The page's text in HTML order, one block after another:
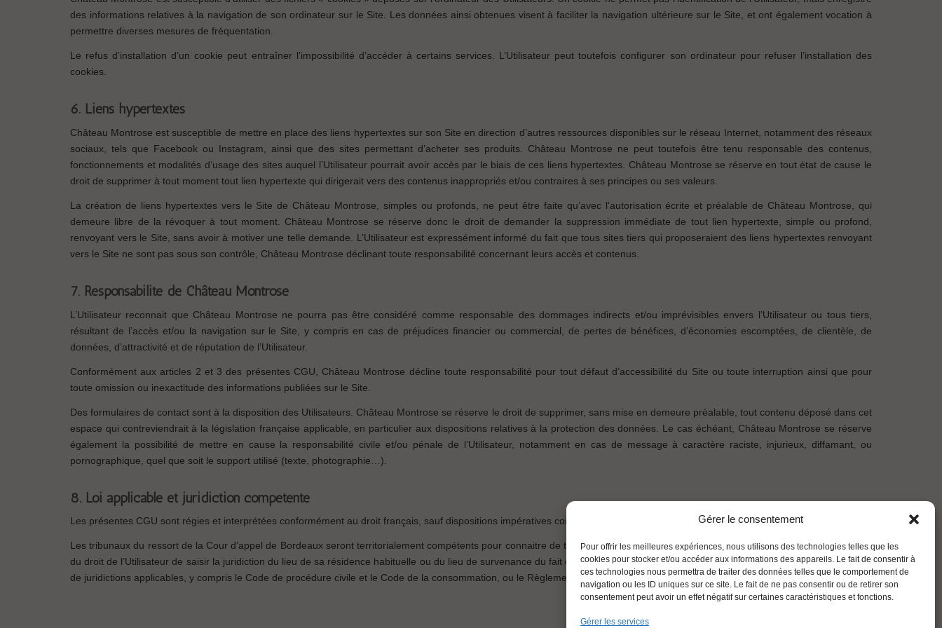
Gérer le consentement
Pour offrir les meilleures expériences, nous utilisons des technologies telles que les
cookies pour stocker et/ou accéder aux informations des appareils. Le fait de consentir à
ces technologies nous permettra de traiter des données telles que le comportement de
navigation ou les ID uniques sur ce site. Le fait de ne pas consentir ou de retirer son
consentement peut avoir un effet négatif sur certaines caractéristiques et fonctions.
Gérer les services
des informations relatives à la navigation de son ordinateur sur le Site. Les données ainsi obtenues visent à faciliter la navigation ultérieure sur le Site, et ont également vocation à
permettre diverses mesures de fréquentation.
Le refus d’installation d’un cookie peut entraîner l’impossibilité d’accéder à certains services. L’Utilisateur peut toutefois configurer son ordinateur pour refuser l’installation des
cookies.
6. Liens hypertextes
Château Montrose est susceptible de mettre en place des liens hypertextes sur son Site en direction d’autres ressources disponibles sur le réseau Internet, notamment des réseaux
sociaux, tels que Facebook ou Instagram, ainsi que des sites permettant d’acheter ses produits. Château Montrose ne peut toutefois être tenu responsable des contenus,
fonctionnements et modalités d’usage des sites auquel l’Utilisateur pourrait avoir accès par le biais de ces liens hypertextes. Château Montrose se réserve en tout état de cause le
droit de supprimer à tout moment tout lien hypertexte qui dirigerait vers des contenus inappropriés et/ou contraires à ses principes ou ses valeurs.
La création de liens hypertextes vers le Site de Château Montrose, simples ou profonds, ne peut être faite qu’avec l’autorisation écrite et préalable de Château Montrose, qui
demeure libre de la révoquer à tout moment. Château Montrose se réserve donc le droit de demander la suppression immédiate de tout lien hypertexte, simple ou profond,
renvoyant vers le Site, sans avoir à motiver une telle demande. L’Utilisateur est expressément informé du fait que tous sites tiers qui proposeraient des liens hypertextes renvoyant
vers le Site ne sont pas sous son contrôle, Château Montrose déclinant toute responsabilité concernant leurs accès et contenus.
7. Responsabilité de Château Montrose
L’Utilisateur reconnait que Château Montrose ne pourra pas être considéré comme responsable des dommages indirects et/ou imprévisibles envers l’Utilisateur ou tous tiers,
résultant de l’accès et/ou la navigation sur le Site, y compris en cas de préjudices financier ou commercial, de pertes de bénéfices, d’économies escomptées, de clientèle, de
données, d’attractivité et de réputation de l’Utilisateur.
Conformément aux articles 2 et 3 des présentes CGU, Château Montrose décline toute responsabilité pour tout défaut d’accessibilité du Site ou toute interruption ainsi que pour
toute omission ou inexactitude des informations publiées sur le Site.
Des formulaires de contact sont à la disposition des Utilisateurs. Château Montrose se réserve le droit de supprimer, sans mise en demeure préalable, tout contenu déposé dans cet
espace qui contreviendrait à la législation française applicable, en particulier aux dispositions relatives à la protection des données. Le cas échéant, Château Montrose se réserve
également la possibilité de mettre en cause la responsabilité civile et/ou pénale de l’Utilisateur, notamment en cas de message à caractère raciste, injurieux, diffamant, ou
pornographique, quel que soit le support utilisé (texte, photographie…).
8. Loi applicable et juridiction compétente
Les présentes CGU sont régies et interprétées conformément au droit français, sauf dispositions impératives contraires.
Les tribunaux du ressort de la Cour d’appel de Bordeaux seront territorialement compétents pour connaitre de tout litige y compris les litiges liés à l’utilisation du Site, sans préjudice
du droit de l’Utilisateur de saisir la juridiction du lieu de sa résidence habituelle ou du lieu de survenance du fait dommageable conformément aux solutions de règlement des conflits
de juridictions applicables, y compris le Code de procédure civile et le Code de la consommation, ou le Règlement Bruxelles 1 bis.